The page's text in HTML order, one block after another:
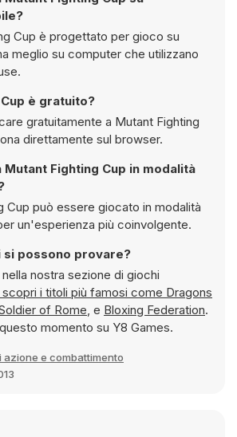
Cup è progettato per gioco su
meglio su computer che utilizzano
è gratuito?
gratuitamente a Mutant Fighting
direttamente sul browser.
Fighting Cup in modalità
in modalità
un'esperienza più coinvolgente.
si possono provare?
nostra sezione di giochi
e scopri i titoli più famosi come Dragons
of Rome, e Bloxing Federation.
momento su Y8 Games.
azione e combattimento